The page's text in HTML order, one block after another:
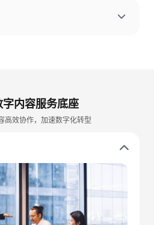
字内容服务底座
高效协作，加速数字化转型